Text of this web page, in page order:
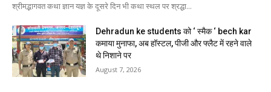
श्रीमद्भागवत कथा ज्ञान यज्ञ के दूसरे दिन भी कथा स्थल पर श्रद्धा...
Dehradun ke students को ‘ स्मैक ‘ bech kar
कमाया मुनाफा, अब हॉस्टल, पीजी और फ्लैट में रहने वाले
थे निशाने पर
August 7, 2026